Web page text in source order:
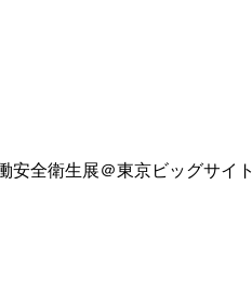
安全衛生展＠東京ビッグサイト